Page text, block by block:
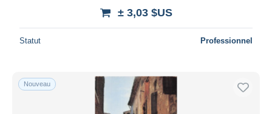
± 3,03 $US
Statut Professionnel
Nouveau